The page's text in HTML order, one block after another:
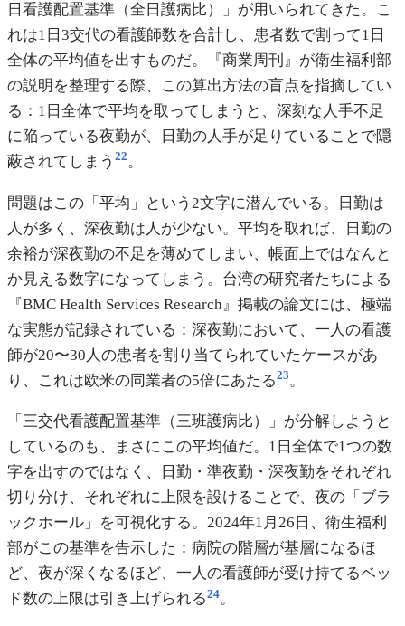
日看護配置基準（全日護病比）」が用いられてきた。こ
れは1日3交代の看護師数を合計し、患者数で割って1日
全体の平均値を出すものだ。『商業周刊』が衛生福利部
の説明を整理する際、この算出方法の盲点を指摘してい
る：1日全体で平均を取ってしまうと、深刻な人手不足
に陥っている夜勤が、日勤の人手が足りていることで隠
蔽されてしまう 22。
問題はこの「平均」という2文字に潜んでいる。日勤は
人が多く、深夜勤は人が少ない。平均を取れば、日勤の
余裕が深夜勤の不足を薄めてしまい、帳面上ではなんと
か見える数字になってしまう。台湾の研究者たちによる
『BMC Health Services Research』掲載の論文には、極端
な実態が記録されている：深夜勤において、一人の看護
師が20〜30人の患者を割り当てられていたケースがあ
り、これは欧米の同業者の5倍にあたる23 。
「三交代看護配置基準（三班護病比）」が分解しようと
しているのも、まさにこの平均値だ。1日全体で1つの数
字を出すのではなく、日勤・準夜勤・深夜勤をそれぞれ
切り分け、それぞれに上限を設けることで、夜の「ブラ
ックホール」を可視化する。2024年1月26日、衛生福利
部がこの基準を告示した：病院の階層が基層になるほ
ど、夜が深くなるほど、一人の看護師が受け持てるベッ
ド数の上限は引き上げられる24。